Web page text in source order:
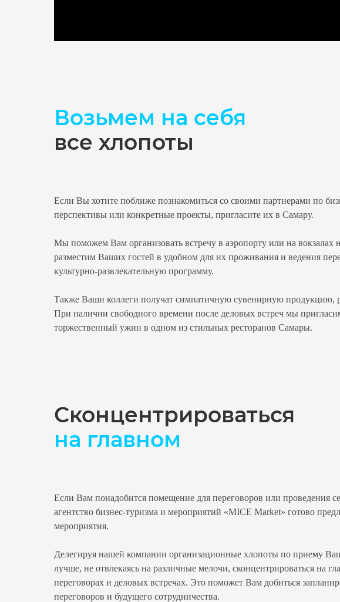
Возьмем на себя
все хлопоты
Если Вы хотите поближе познакомиться со своими партнерами по
перспективы или конкретные проекты, пригласите их в Самару.
Мы поможем Вам организовать встречу в аэропорту или на вокзалах
разместим Ваших гостей в удобном для их проживания и ведения
культурно-развлекательную программу.
Также Ваши коллеги получат симпатичную сувенирную продукцию,
При наличии свободного времени после деловых встреч мы
торжественный ужин в одном из стильных ресторанов Самары.
Сконцентрироваться
на главном
Если Вам понадобится помещение для переговоров или проведения
агентство бизнес-туризма и мероприятий «MICE Market» готово
мероприятия.
Делегируя нашей компании организационные хлопоты по приему
лучше, не отвлекаясь на различные мелочи, сконцентрироваться на
переговорах и деловых встречах. Это поможет Вам добиться
переговоров и будущего сотрудничества.